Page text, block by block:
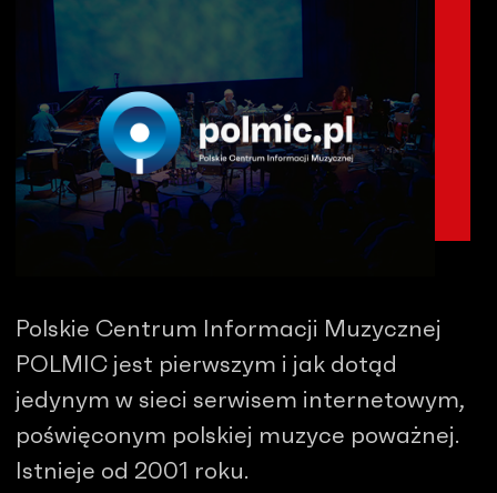
Polskie Centrum Informacji Muzycznej
POLMIC jest pierwszym i jak dotąd
jedynym w sieci serwisem internetowym,
poświęconym polskiej muzyce poważnej.
Istnieje od 2001 roku.